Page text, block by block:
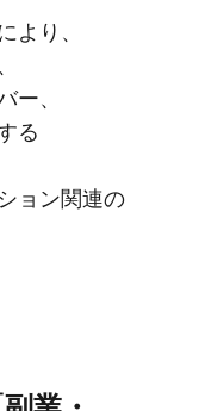
より、​
ー、​
る​
ョン関連の​